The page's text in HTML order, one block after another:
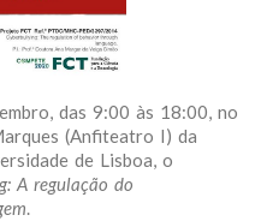
das 9:00 às 18:00, no
(Anfiteatro I) da
de Lisboa, o
A regulação do
.